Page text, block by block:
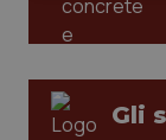
Valle
Veneto
Gli